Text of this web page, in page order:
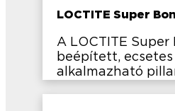
LOCTITE Super
A LOCTITE Super
beépített, ecsetes
alkalmazható